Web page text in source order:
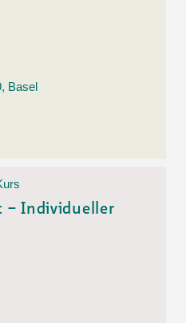
Basel
– Individueller